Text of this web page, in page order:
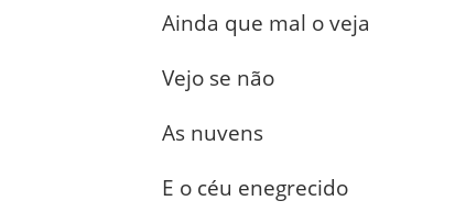
Ainda que mal o veja
Vejo se não
As nuvens
E o céu enegrecido